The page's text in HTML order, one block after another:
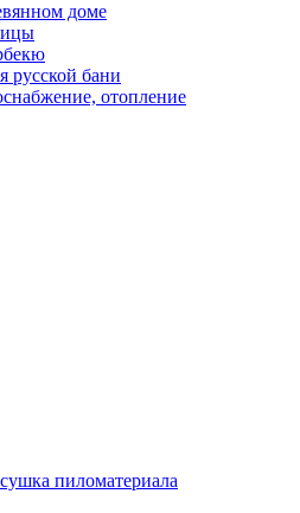
доме
русской бани
отопление
пиломатериала